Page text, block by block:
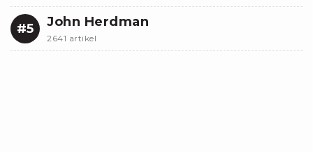
#5 John Herdman
2641 artikel